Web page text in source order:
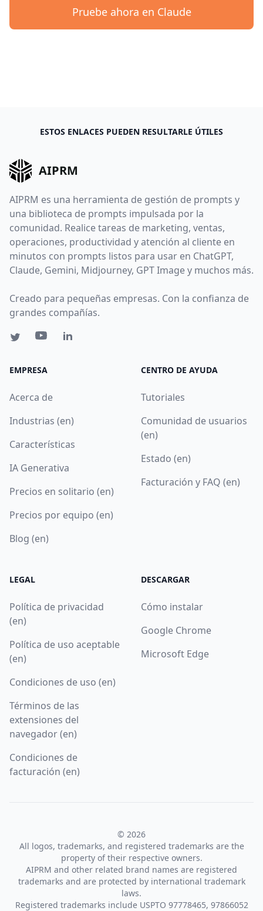
Pruebe ahora en Claude
ESTOS ENLACES PUEDEN RESULTARLE ÚTILES
AIPRM
AIPRM es una herramienta de gestión de prompts y
una biblioteca de prompts impulsada por la
comunidad. Realice tareas de marketing, ventas,
operaciones, productividad y atención al cliente en
minutos con prompts listos para usar en ChatGPT,
Claude, Gemini, Midjourney, GPT Image y muchos más.
Creado para pequeñas empresas. Con la confianza de
grandes compañías.
EMPRESA
Acerca de
Industrias (en)
Características
IA Generativa
Precios en solitario (en)
Precios por equipo (en)
Blog (en)
CENTRO DE AYUDA
Tutoriales
Comunidad de usuarios
(en)
Estado (en)
Facturación y FAQ (en)
LEGAL
Política de privacidad
(en)
Política de uso aceptable
(en)
Condiciones de uso (en)
Términos de las
extensiones del
navegador (en)
Condiciones de
facturación (en)
DESCARGAR
Cómo instalar
Google Chrome
Microsoft Edge
© 2026
All logos, trademarks, and registered trademarks are the
property of their respective owners.
AIPRM and other related brand names are registered
trademarks and are protected by international trademark
laws.
Registered trademarks include USPTO 97778465, 97866052